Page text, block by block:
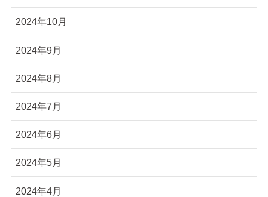
2024年10月
2024年9月
2024年8月
2024年7月
2024年6月
2024年5月
2024年4月